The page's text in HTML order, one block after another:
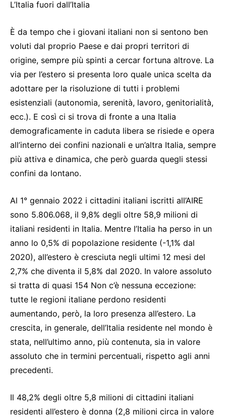
L’Italia fuori dall’Italia
È da tempo che i giovani italiani non si sentono ben
voluti dal proprio Paese e dai propri territori di
origine, sempre più spinti a cercar fortuna altrove. La
via per l’estero si presenta loro quale unica scelta da
adottare per la risoluzione di tutti i problemi
esistenziali (autonomia, serenità, lavoro, genitorialità,
ecc.). E così ci si trova di fronte a una Italia
demograficamente in caduta libera se risiede e opera
all’interno dei confini nazionali e un’altra Italia, sempre
più attiva e dinamica, che però guarda quegli stessi
confini da lontano.
Al 1° gennaio 2022 i cittadini italiani iscritti all’AIRE
sono 5.806.068, il 9,8% degli oltre 58,9 milioni di
italiani residenti in Italia. Mentre l’Italia ha perso in un
anno lo 0,5% di popolazione residente (-1,1% dal
2020), all’estero è cresciuta negli ultimi 12 mesi del
2,7% che diventa il 5,8% dal 2020. In valore assoluto
si tratta di quasi 154 Non c’è nessuna eccezione:
tutte le regioni italiane perdono residenti
aumentando, però, la loro presenza all’estero. La
crescita, in generale, dell’Italia residente nel mondo è
stata, nell’ultimo anno, più contenuta, sia in valore
assoluto che in termini percentuali, rispetto agli anni
precedenti.
Il 48,2% degli oltre 5,8 milioni di cittadini italiani
residenti all’estero è donna (2,8 milioni circa in valore